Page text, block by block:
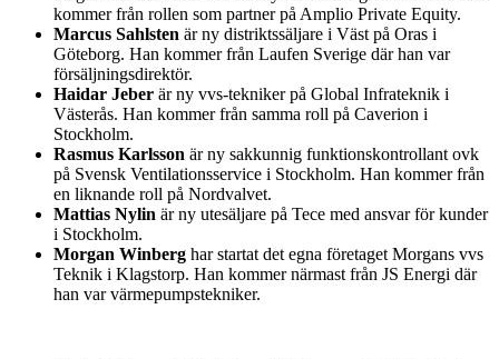
kommer från rollen som partner på Amplio Private Equity.
Marcus Sahlsten är ny distriktssäljare i Väst på Oras i
Göteborg. Han kommer från Laufen Sverige där han var
försäljningsdirektör.
Haidar Jeber är ny vvs-tekniker på Global Infrateknik i
Västerås. Han kommer från samma roll på Caverion i
Stockholm.
Rasmus Karlsson är ny sakkunnig funktionskontrollant ovk
på Svensk Ventilationsservice i Stockholm. Han kommer från
en liknande roll på Nordvalvet.
Mattias Nylin är ny utesäljare på Tece med ansvar för kunder
i Stockholm.
Morgan Winberg har startat det egna företaget Morgans vvs
Teknik i Klagstorp. Han kommer närmast från JS Energi där
han var värmepumpstekniker.